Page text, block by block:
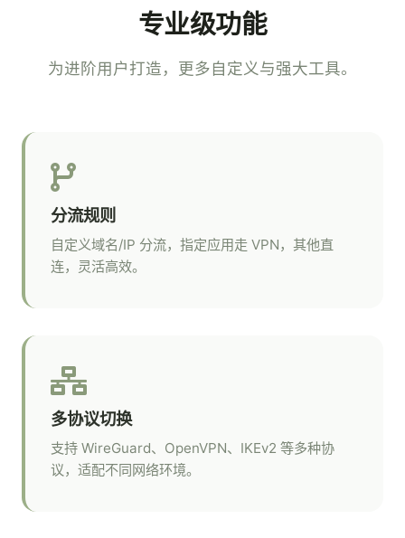
专业级功能
为进阶用户打造，更多自定义与强大工具。
分流规则
自定义域名/IP 分流，指定应用走 VPN，其他直
连，灵活高效。
多协议切换
支持 WireGuard、OpenVPN、IKEv2 等多种协
议，适配不同网络环境。